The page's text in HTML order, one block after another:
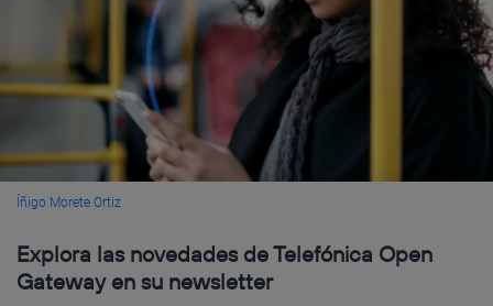
Íñigo Morete Ortiz
Explora las novedades de Telefónica Open
Gateway en su newsletter